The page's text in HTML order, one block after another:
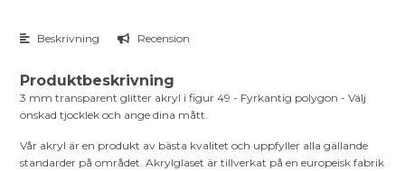
Beskrivning Recension
Produktbeskrivning
3 mm transparent glitter akryl i figur 49 - Fyrkantig polygon - Välj
önskad tjocklek och ange dina mått.
Vår akryl är en produkt av bästa kvalitet och uppfyller alla gällande
standarder på området. Akrylglaset är tillverkat på en europeisk fabrik